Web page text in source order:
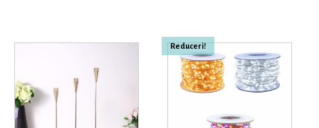
Reduceri!